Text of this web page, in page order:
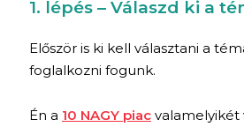
1. lépés – Válaszd ki a
Először is ki kell választani a
foglalkozni fogunk.
Én a 10 NAGY piac valamelyikét